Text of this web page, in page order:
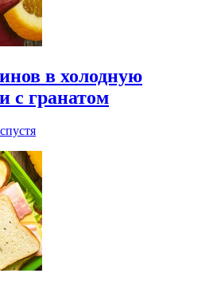
в холодную
с гранатом